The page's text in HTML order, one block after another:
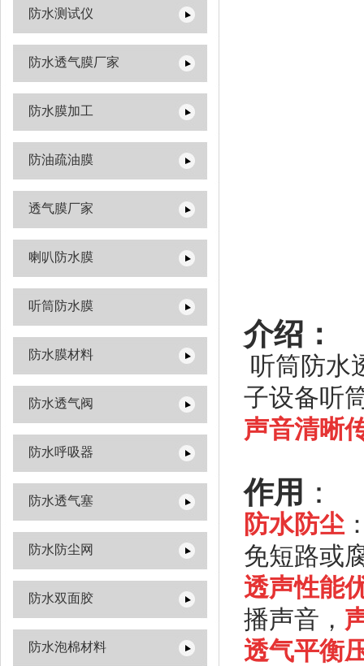
防水测试仪
防水透气膜厂家
防水膜加工
防油疏油膜
透气膜厂家
喇叭防水膜
听筒防水膜
防水膜材料
防水透气阀
防水呼吸器
防水透气塞
防水防尘网
防水双面胶
防水泡棉材料
介绍：
听筒防水
子设备听
声音清晰
作用 ：
防水防尘‌
免短路或
透声性能
播声音，‌
透气平衡